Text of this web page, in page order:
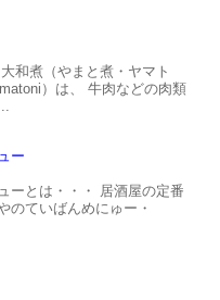
和煮（やまと煮・ヤマト
）は、 牛肉などの肉類
ー
ーとは・・・ 居酒屋の定番
のていばんめにゅー・